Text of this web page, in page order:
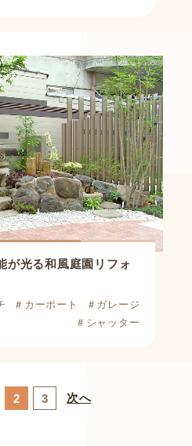
が光る和風庭園リフォ
＃カーポート
＃ガレージ
＃シャッター
2 3 次へ